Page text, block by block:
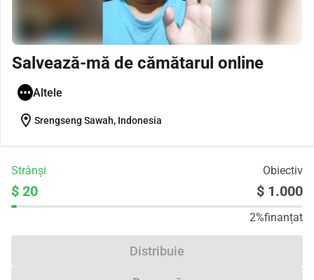
Salvează-mă de cămătarul online
Altele
location_on Srengseng Sawah, Indonesia
Strânși Obiectiv
$ 20 $ 1.000
2%finanțat
Distribuie